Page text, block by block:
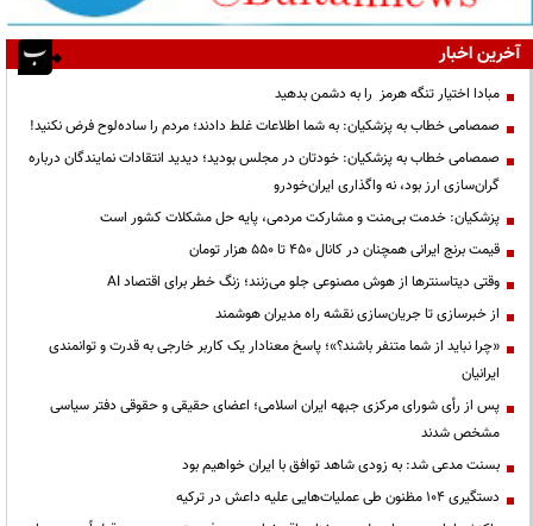
آخرین اخبار
مبادا اختیار تنگه هرمز را به دشمن بدهید
صمصامی خطاب به پزشکیان: به شما اطلاعات غلط دادند؛ مردم را ساده‌لوح فرض نکنید!
صمصامی خطاب به پزشکیان: خودتان در مجلس بودید؛ دیدید انتقادات نمایندگان درباره
گران‌سازی ارز بود، نه واگذاری ایران‌خودرو
پزشکیان: خدمت بی‌منت و مشارکت مردمی، پایه حل مشکلات کشور است
قیمت‌ برنج ایرانی همچنان در کانال ۴۵۰ تا ۵۵۰ هزار تومان
وقتی دیتاسنترها از هوش مصنوعی جلو می‌زنند؛ زنگ خطر برای اقتصاد AI
از خبرسازی تا جریان‌سازی نقشه راه مدیران هوشمند
«چرا نباید از شما متنفر باشند؟»؛ پاسخ معنادار یک کاربر خارجی به قدرت و توانمندی
ایرانیان
پس از رأی شورای مرکزی جبهه ایران اسلامی؛ اعضای حقیقی و حقوقی دفتر سیاسی
مشخص شدند
بسنت مدعی شد: به زودی شاهد توافق با ایران خواهیم بود
دستگیری ۱۰۴ مظنون طی عملیات‌هایی علیه داعش در ترکیه